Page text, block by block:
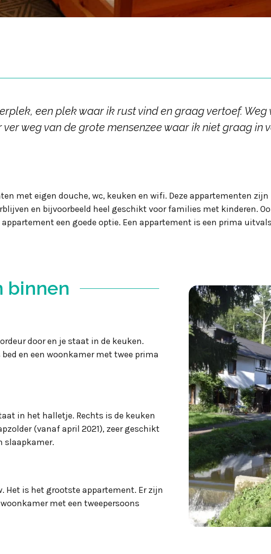
een plek waar ik rust vind en graag vertoef. Weg
weg van de grote mensenzee waar ik niet graag in
met eigen douche, wc, keuken en wifi. Deze appartementen
en bijvoorbeeld heel geschikt voor families met kinderen.
een goede optie. Een appartement is een prima
binnen
door en je staat in de keuken.
en een woonkamer met twee prima
in het halletje. Rechts is de keuken
(vanaf april 2021), zeer geschikt
slaapkamer.
Het is het grootste appartement. Er zijn
met een tweepersoons